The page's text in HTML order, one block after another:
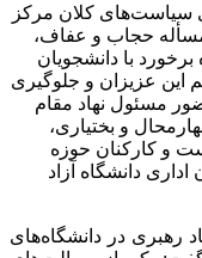
سیاست‌های کلان مرکز
حجاب و عفاف،
با دانشجویان
این عزیزان و جلوگیری
مسئول نهاد مقام
و بختیاری،
و کارکنان حوزه
دانشگاه آزاد
رهبری در دانشگاه‌های